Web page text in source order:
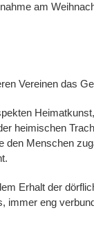
am
Vereinen das
heimischen
Menschen
Erhalt der
eng